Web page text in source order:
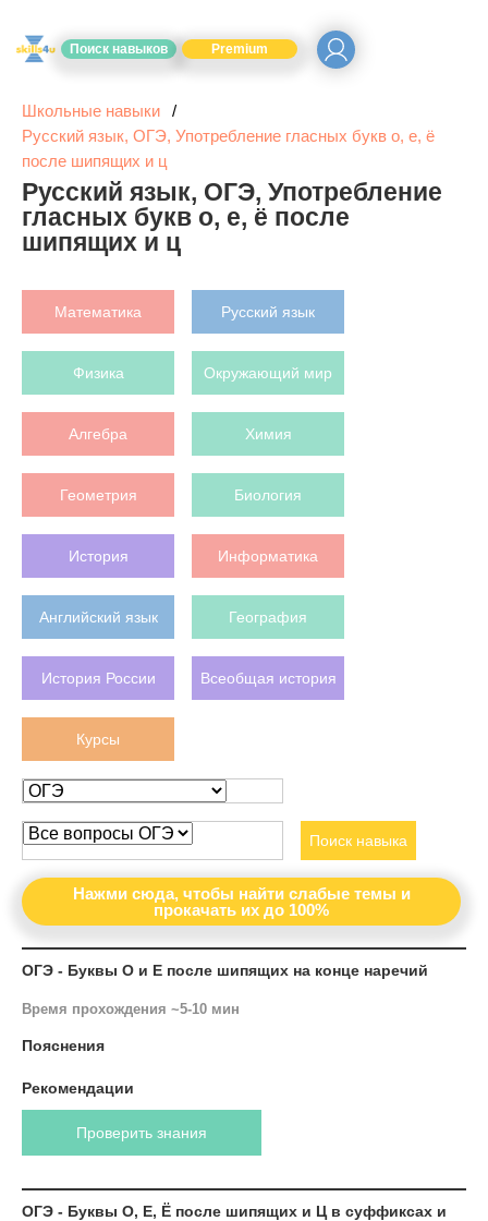
Поиск навыков Premium
Школьные навыки
Русский язык, ОГЭ, Употребление гласных букв о, е, ё
после шипящих и ц
Русский язык, ОГЭ, Употребление
гласных букв о, е, ё после
шипящих и ц
Математика Русский язык
Физика Окружающий мир
Алгебра Химия
Геометрия Биология
История Информатика
Английский язык География
История России Всеобщая история
Курсы
Поиск навыка
Нажми сюда, чтобы найти слабые темы и
прокачать их до 100%
ОГЭ - Буквы О и Е после шипящих на конце наречий
Время прохождения ~5-10 мин
Пояснения
Рекомендации
Проверить знания
ОГЭ - Буквы О, Е, Ё после шипящих и Ц в суффиксах и